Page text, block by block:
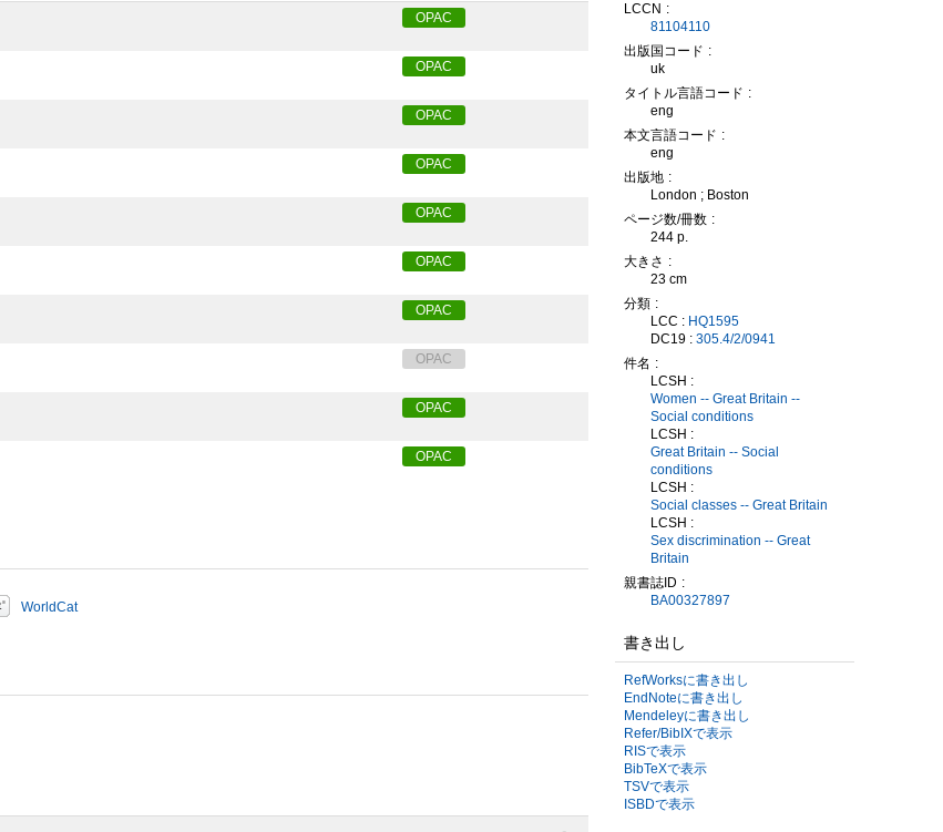
OPAC
OPAC
OPAC
OPAC
OPAC
OPAC
OPAC
OPAC
OPAC
OPAC
WorldCat
LCCN
81104110
出版国コード
uk
タイトル言語コード
eng
本文言語コード
eng
出版地
London ; Boston
ページ数/冊数
244 p.
大きさ
23 cm
分類
LCC : HQ1595
DC19 : 305.4/2/0941
件名
LCSH :
Women -- Great Britain --
Social conditions
LCSH :
Great Britain -- Social
conditions
LCSH :
Social classes -- Great Britain
LCSH :
Sex discrimination -- Great
Britain
親書誌ID
BA00327897
書き出し
RefWorksに書き出し
EndNoteに書き出し
Mendeleyに書き出し
Refer/BibIXで表示
RISで表示
BibTeXで表示
TSVで表示
ISBDで表示